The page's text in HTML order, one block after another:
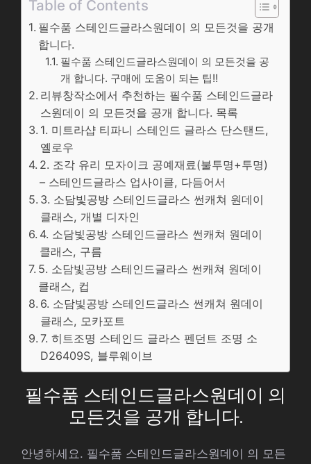
Table of Contents
필수품 스테인드글라스원데이 의 모든것을 공개
합니다.
필수품 스테인드글라스원데이 의 모든것을 공
개 합니다. 구매에 도움이 되는 팁!!
리뷰창작소에서 추천하는 필수품 스테인드글라
스원데이 의 모든것을 공개 합니다. 목록
1. 미트라샵 티파니 스테인드 글라스 단스탠드,
옐로우
2. 조각 유리 모자이크 공예재료(불투명+투명)
– 스테인드글라스 업사이클, 다듬어서
3. 소담빛공방 스테인드글라스 썬캐쳐 원데이
클래스, 개별 디자인
4. 소담빛공방 스테인드글라스 썬캐쳐 원데이
클래스, 구름
5. 소담빛공방 스테인드글라스 썬캐쳐 원데이
클래스, 컵
6. 소담빛공방 스테인드글라스 썬캐쳐 원데이
클래스, 모카포트
7. 히트조명 스테인드 글라스 펜던트 조명 소
D26409S, 블루웨이브
필수품 스테인드글라스원데이 의
모든것을 공개 합니다.
안녕하세요. 필수품 스테인드글라스원데이 의 모든